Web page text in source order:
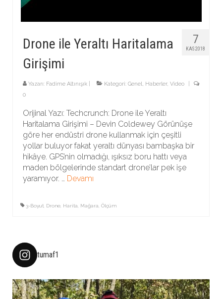
7
KAS 2018
Drone ile Yeraltı Haritalama
Girişimi
Yazarı: Fadime Altınışık Kategori: Genel, Haberler, Video
0
Orijinal Yazı: Techcrunch: Drone ile Yeraltı
Haritalama Girişimi – Devin Coldewey Görünüşe
göre her endüstri drone kullanmak için çeşitli
yollar buluyor fakat yeraltı dünyası bambaşka bir
hikâye. GPS’nin olmadığı, ışıksız boru hattı veya
maden bölgelerinde standart drone’lar pek işe
yaramıyor. … Devamı
3-Boyut Drone Harita Mağara Ölçüm
tumaf1